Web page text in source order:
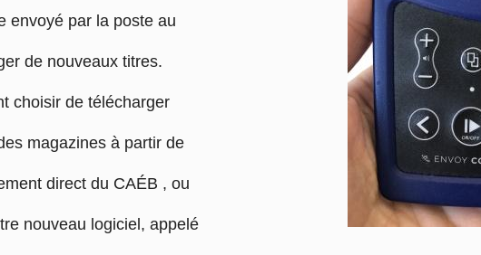
envoyé par la poste au
de nouveaux titres.
choisir de télécharger
magazines à partir de
direct du CAÉB , ou
nouveau logiciel, appelé